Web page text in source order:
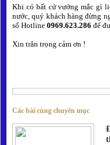
Khi có bất cứ vướng mắc gì
nước, quý khách hàng đừng
số Hotline 0969.623.286 để
Xin trân trọng cảm ơn !
Các bài cùng chuyên mục